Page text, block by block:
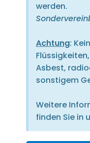
werden.
Achtung:
Asbest,
sonstigem
Weitere
finden Sie in